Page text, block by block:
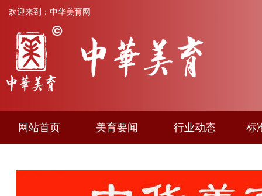
欢迎来到：中华美育网
网站首页 美育要闻 行业动态 标